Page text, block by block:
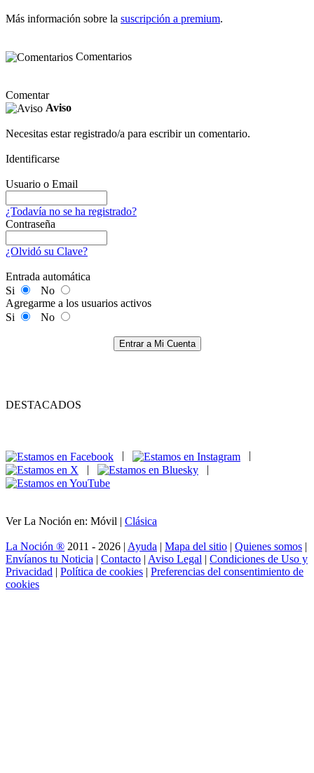
Más información sobre la suscripción a premium.
Comentarios
Comentar
Aviso
Necesitas estar registrado/a para escribir un comentario.
Identificarse
Usuario o Email
¿Todavía no se ha registrado?
Contraseña
¿Olvidó su Clave?
Entrada automática
Si
No
Agregarme a los usuarios activos
Si
No
Entrar a Mi Cuenta
DESTACADOS
|
|
Ver La Noción en: Móvil | Clásica
La Noción ® 2011 - 2026 | Ayuda | Mapa del sitio | Quienes somos |
Envíanos tu Noticia | Contacto | Aviso Legal | Condiciones de Uso y
Privacidad | Política de cookies | Preferencias del consentimiento de
cookies